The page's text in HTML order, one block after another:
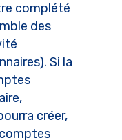
complété
des
Si la
créer,